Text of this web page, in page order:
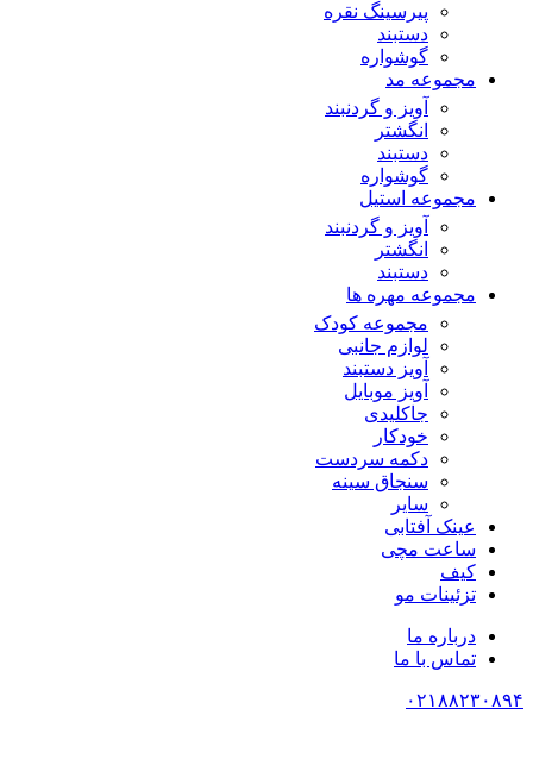
پیرسینگ نقره
دستبند
گوشواره
مجموعه مد
آویز و گردنبند
انگشتر
دستبند
گوشواره
مجموعه استیل
آویز و گردنبند
انگشتر
دستبند
مجموعه مهره ها
مجموعه کودک
لوازم جانبی
آویز دستبند
آویز موبایل
جاکلیدی
خودکار
دکمه سردست
سنجاق سینه
سایر
عینک آفتابی
ساعت مچی
کیف
تزئینات مو
درباره ما
تماس با ما
۰۲۱۸۸۲۳۰۸۹۴